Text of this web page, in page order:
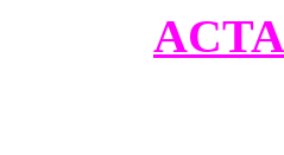
ACTA